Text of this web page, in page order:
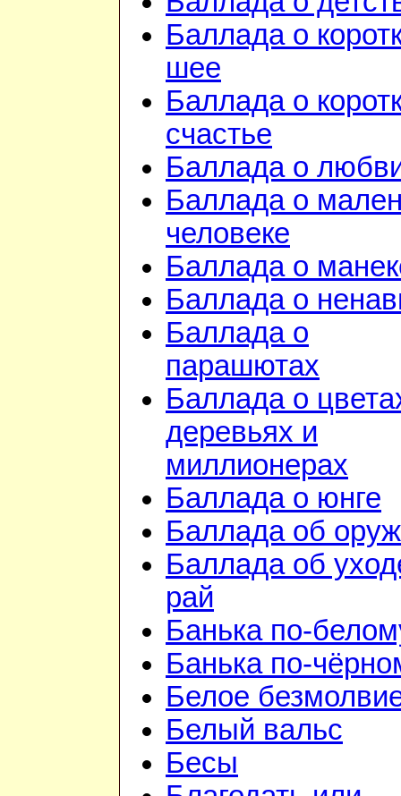
Баллада о
шее
Баллада о
счастье
Баллада о
Баллада о
человеке
Баллада о
Баллада о
Баллада о
парашютах
Баллада о
деревьях и
миллионерах
Баллада о юнге
Баллада об
Баллада об
рай
Банька по-
Банька по-
Белое
Белый вальс
Бесы